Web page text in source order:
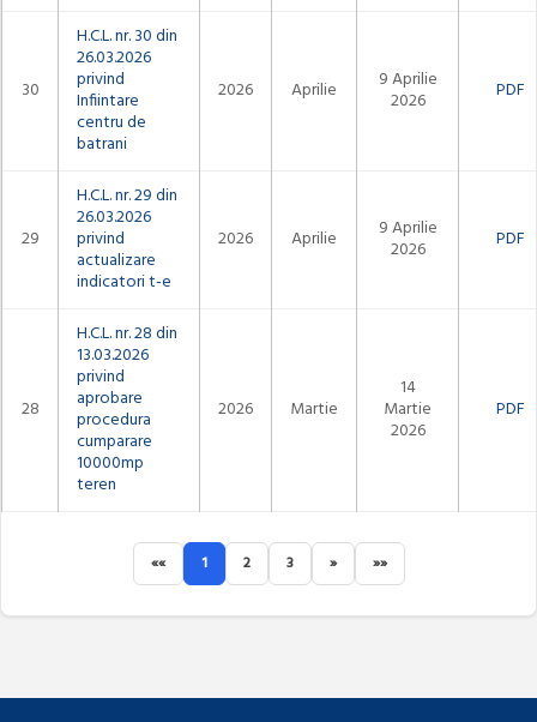
30
H.C.L. nr. 30 din
26.03.2026
privind
Infiintare
centru de
batrani
2026 Aprilie 9 Aprilie
2026 PDF
29
H.C.L. nr. 29 din
26.03.2026
privind
actualizare
indicatori t-e
2026 Aprilie 9 Aprilie
2026 PDF
28
H.C.L. nr. 28 din
13.03.2026
privind
aprobare
procedura
cumparare
10000mp
teren
2026 Martie
14
Martie
2026
PDF
«« 1 2 3 » »»